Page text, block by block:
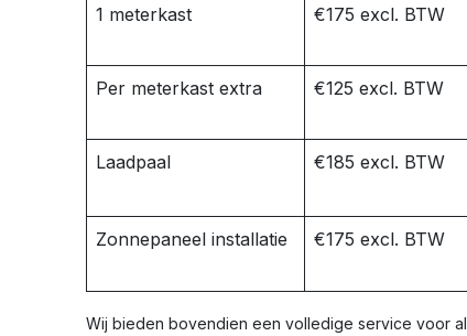
1 meterkast €175 excl. BTW
Per meterkast extra €125 excl. BTW
Laadpaal €185 excl. BTW
Zonnepaneel installatie €175 excl. BTW
Wij bieden bovendien een volledige service voor al